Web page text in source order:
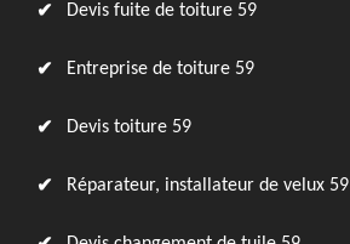
Devis fuite de toiture 59
Entreprise de toiture 59
Devis toiture 59
Réparateur, installateur de velux 59